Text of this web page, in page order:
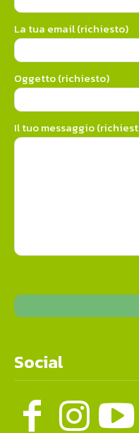
La tua email (richiesto)
Oggetto (richiesto)
Il tuo messaggio
Social